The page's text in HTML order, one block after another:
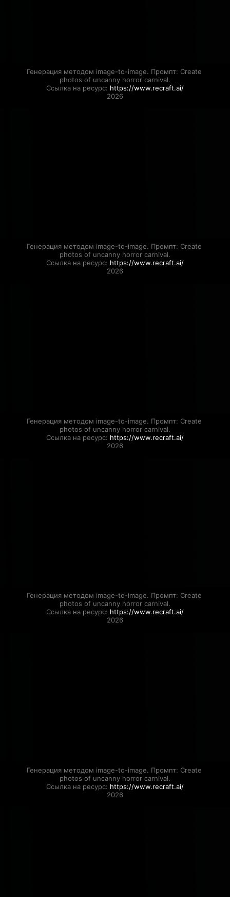
Генерация методом image-to-image. Промпт: Create
photos of uncanny horror carnival.
Ссылка на ресурс: https://www.recraft.ai/
2026
Генерация методом image-to-image. Промпт: Create
photos of uncanny horror carnival.
Ссылка на ресурс: https://www.recraft.ai/
2026
Генерация методом image-to-image. Промпт: Create
photos of uncanny horror carnival.
Ссылка на ресурс: https://www.recraft.ai/
2026
Генерация методом image-to-image. Промпт: Create
photos of uncanny horror carnival.
Ссылка на ресурс: https://www.recraft.ai/
2026
Генерация методом image-to-image. Промпт: Create
photos of uncanny horror carnival.
Ссылка на ресурс: https://www.recraft.ai/
2026